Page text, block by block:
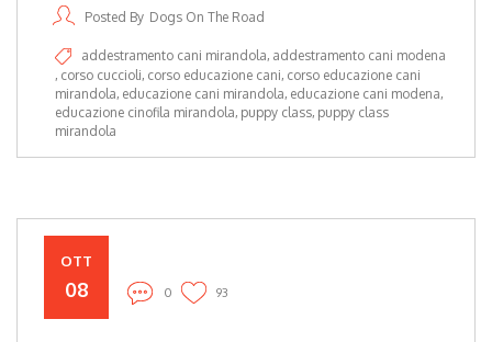
Posted By Dogs On The Road
addestramento cani mirandola addestramento cani modena
corso cuccioli corso educazione cani corso educazione cani
mirandola educazione cani mirandola educazione cani modena
educazione cinofila mirandola puppy class puppy class
mirandola
OTT
08 0 93